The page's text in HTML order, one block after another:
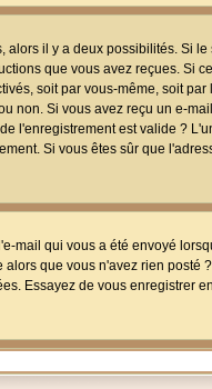
il y a deux possibilités. Si le
que vous avez reçues. Si
soit par vous-même, soit
non. Si vous avez reçu un e-
l'enregistrement est valide ?
Si vous êtes sûr que
mail qui vous a été envoyé
que vous n'avez rien posté
Essayez de vous enregistrer